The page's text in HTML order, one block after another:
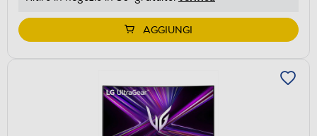
AGGIUNGI